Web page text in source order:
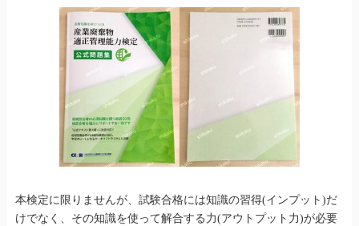
本検定に限りませんが、試験合格には知識の習得(インプット)だ
けでなく、その知識を使って解合する力(アウトプット力)が必要